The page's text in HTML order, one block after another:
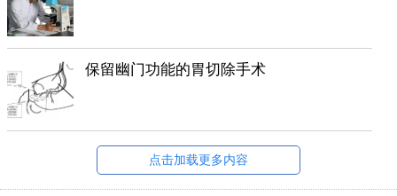
保留幽门功能的胃切除手术
点击加载更多内容